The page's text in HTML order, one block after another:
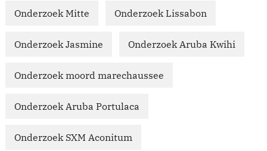
Onderzoek Mitte Onderzoek Lissabon
Onderzoek Jasmine Onderzoek Aruba Kwihi
Onderzoek moord marechaussee
Onderzoek Aruba Portulaca
Onderzoek SXM Aconitum